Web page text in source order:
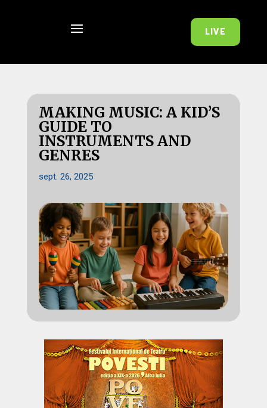
LIVE
MAKING MUSIC: A KID’S
GUIDE TO
INSTRUMENTS AND
GENRES
sept. 26, 2025